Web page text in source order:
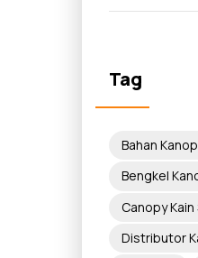
Tag
Bahan
Bengkel
Canopy Kain
Distributor